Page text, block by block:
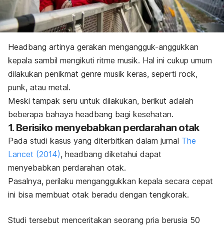
Headbang artinya gerakan mengangguk-anggukkan
kepala sambil mengikuti ritme musik. Hal ini cukup umum
dilakukan penikmat genre musik keras, seperti rock,
punk, atau metal.
Meski tampak seru untuk dilakukan, berikut adalah
beberapa bahaya headbang bagi kesehatan.
1. Berisiko menyebabkan perdarahan otak
Pada studi kasus yang diterbitkan dalam jurnal The
Lancet (2014), headbang diketahui dapat
menyebabkan perdarahan otak.
Pasalnya, perilaku menganggukkan kepala secara cepat
ini bisa membuat otak beradu dengan tengkorak.
Studi tersebut menceritakan seorang pria berusia 50